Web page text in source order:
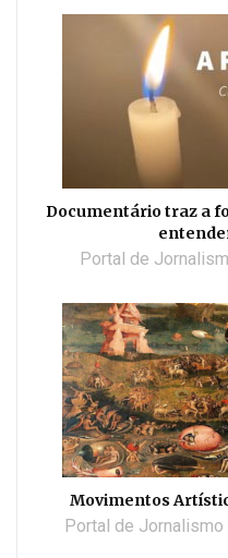
Documentário traz a
Portal de
Movimentos
Portal de Jornalismo